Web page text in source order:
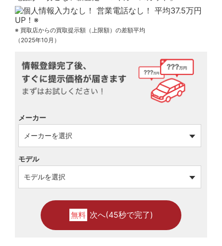
※ 買取店からの買取提示額（上限額）の差額平均
（2025年10月）
メーカー
モデル
無料 次へ(45秒で完了)